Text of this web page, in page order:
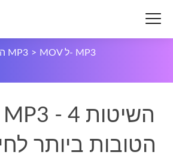
המרת MP3 > MOV ל- MP3
הטובות ביותר